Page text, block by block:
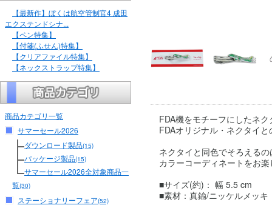
【最新作】ぼくは航空管制官4 成田
エクステンドシナ...
【ペン特集】
【付箋(ふせん)特集】
【クリアファイル特集】
【ネックストラップ特集】
商品カテゴリ一覧
サマーセール2026
ダウンロード製品(15)
パッケージ製品(15)
サマーセール2026全対象商品一
覧(30)
ステーショナリーフェア(52)
FDA機をモチーフにしたネ
FDAオリジナル・ネクタイ
ネクタイと同色でそろえる
カラーコーディネートをお
■サイズ(約)： 幅 5.5 cm
■素材：真鍮/ニッケルメッキ